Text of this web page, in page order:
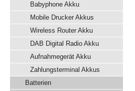
Babyphone Akku
Mobile Drucker Akkus
Wireless Router Akku
DAB Digital Radio Akku
Aufnahmegerät Akku
Zahlungsterminal Akkus
Batterien